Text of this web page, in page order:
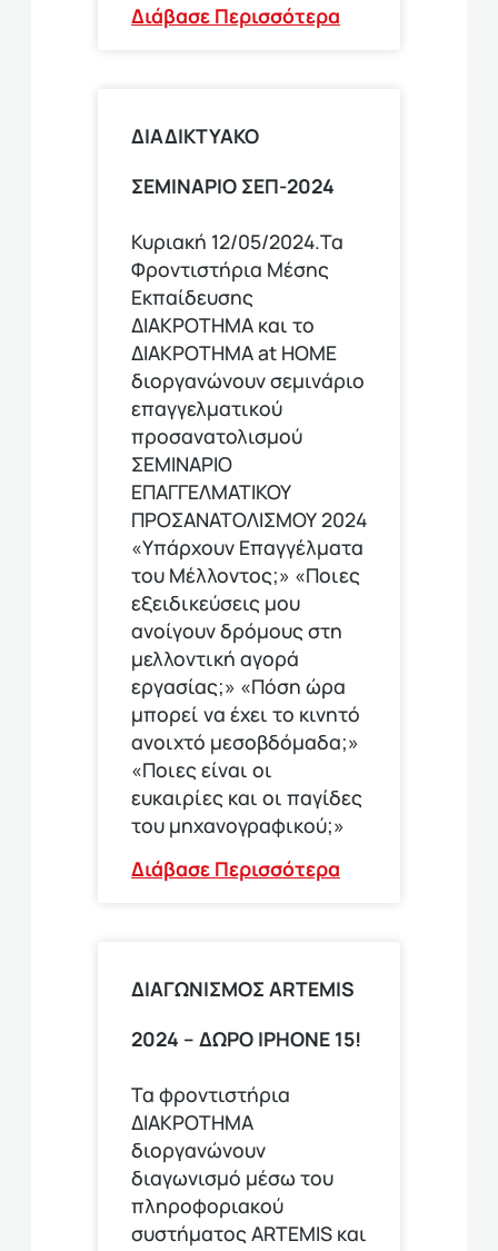
Διάβασε Περισσότερα
ΔΙΑΔΙΚΤΥΑΚΟ
ΣΕΜΙΝΑΡΙΟ ΣΕΠ-2024
Κυριακή 12/05/2024.Τα
Φροντιστήρια Μέσης
Εκπαίδευσης
ΔΙΑΚΡΟΤΗΜΑ και το
ΔΙΑΚΡΟΤΗΜΑ at HOME
διοργανώνουν σεμινάριο
επαγγελματικού
προσανατολισμού
ΣΕΜΙΝΑΡΙΟ
ΕΠΑΓΓΕΛΜΑΤΙΚΟΥ
ΠΡΟΣΑΝΑΤΟΛΙΣΜΟΥ 2024
«Υπάρχουν Επαγγέλματα
του Μέλλοντος;» «Ποιες
εξειδικεύσεις μου
ανοίγουν δρόμους στη
μελλοντική αγορά
εργασίας;» «Πόση ώρα
μπορεί να έχει το κινητό
ανοιχτό μεσοβδόμαδα;»
«Ποιες είναι οι
ευκαιρίες και οι παγίδες
του μηχανογραφικού;»
Διάβασε Περισσότερα
ΔΙΑΓΩΝΙΣΜΟΣ ΑRTEMIS
2024 – ΔΩΡΟ IPHONE 15!
Τα φροντιστήρια
ΔΙΑΚΡΟΤΗΜΑ
διοργανώνουν
διαγωνισμό μέσω του
πληροφοριακού
συστήματος ARTEMIS και